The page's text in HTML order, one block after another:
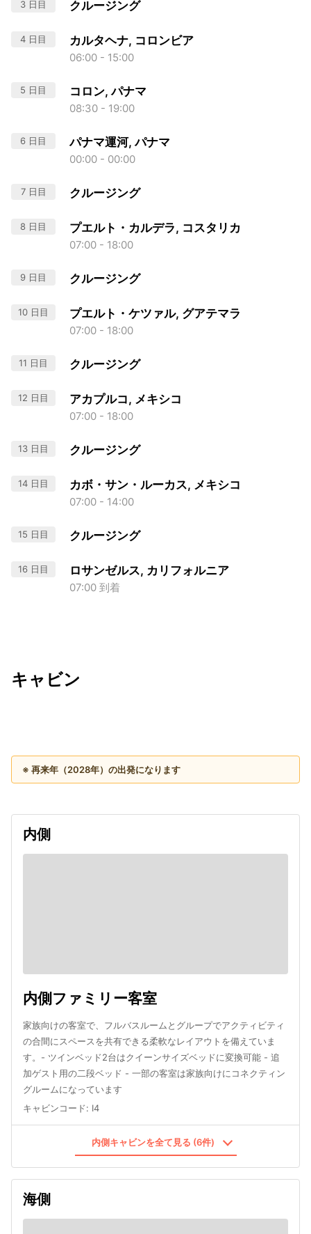
3 日目 クルージング
4 日目 カルタヘナ, コロンビア
06:00 - 15:00
5 日目 コロン, パナマ
08:30 - 19:00
6 日目 パナマ運河, パナマ
00:00 - 00:00
7 日目 クルージング
8 日目 プエルト・カルデラ, コスタリカ
07:00 - 18:00
9 日目 クルージング
10 日目 プエルト・ケツァル, グアテマラ
07:00 - 18:00
11 日目 クルージング
12 日目 アカプルコ, メキシコ
07:00 - 18:00
13 日目 クルージング
14 日目 カボ・サン・ルーカス, メキシコ
07:00 - 14:00
15 日目 クルージング
16 日目 ロサンゼルス, カリフォルニア
07:00 到着
キャビン
※ 再来年（2028年）の出発になります
内側
内側ファミリー客室
家族向けの客室で、フルバスルームとグループでアクティビティ
の合間にスペースを共有できる柔軟なレイアウトを備えていま
す。- ツインベッド2台はクイーンサイズベッドに変換可能 - 追
加ゲスト用の二段ベッド - 一部の客室は家族向けにコネクティン
グルームになっています
キャビンコード: I4
内側キャビンを全て見る (6件)
海側